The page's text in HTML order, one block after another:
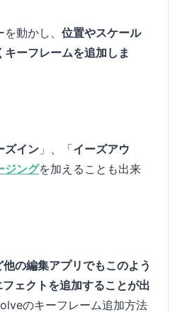
動かし、 位置やスケール
ーフレームを追加しま
ズイン 」、「イーズアウ
ジングを加えることも出来
の編集アプリでもこのよう
ェクトを追加することが出
のキーフレーム追加方法